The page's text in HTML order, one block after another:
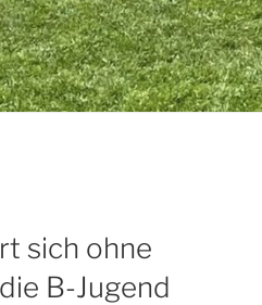
sich ohne
B-Jugend